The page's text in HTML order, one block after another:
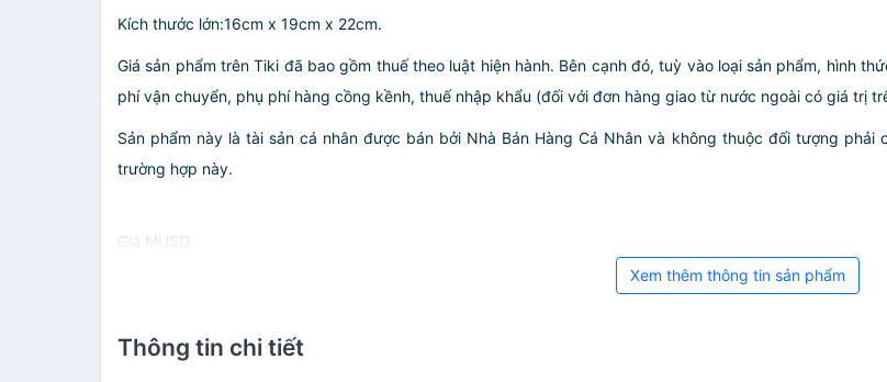
Kích thước lớn:16cm x 19cm x 22cm.
Giá sản phẩm trên Tiki đã bao gồm thuế theo luật hiện hành. Bên cạnh đó, tuỳ vào loại sản phẩm, hình
phí vận chuyển, phụ phí hàng cồng kềnh, thuế nhập khẩu (đối với đơn hàng giao từ nước ngoài có giá trị
Sản phẩm này là tài sản cá nhân được bán bởi Nhà Bán Hàng Cá Nhân và không thuộc đối tượng
trường hợp này.
Giá MUSD
Xem thêm thông tin sản phẩm
Thông tin chi tiết